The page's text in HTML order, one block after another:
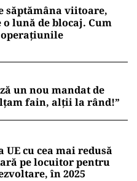
săptămâna viitoare,
o lună de blocaj. Cum
un nou mandat de
fain, alții la rând!”
UE cu cea mai redusă
pe locuitor pentru
în 2025